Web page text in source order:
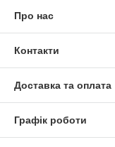
Про нас
Контакти
Доставка та оплата
Графік роботи